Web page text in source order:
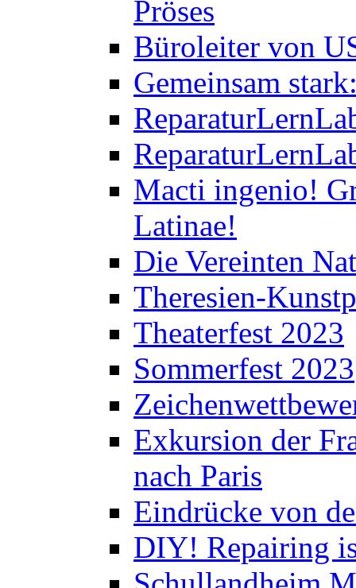
Pröses
Büroleiter von
Gemeinsam
Macti ingenio!
Latinae!
Die Vereinten
Theresien-
Theaterfest 2023
Sommerfest 2023
Exkursion der
nach Paris
Eindrücke von
DIY! Repairing